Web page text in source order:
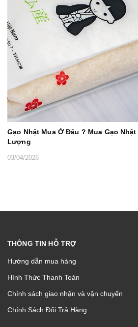
Gạo Nhật Mua Ở Đâu ? Mua Gạo
Lượng
03/04/2026
THÔNG TIN HỖ TRỢ
Hướng dẫn mua hàng
Hình Thức Thanh Toán
Chính sách giao nhận và vận chuyển
Chính Sách Đổi Trả Hàng